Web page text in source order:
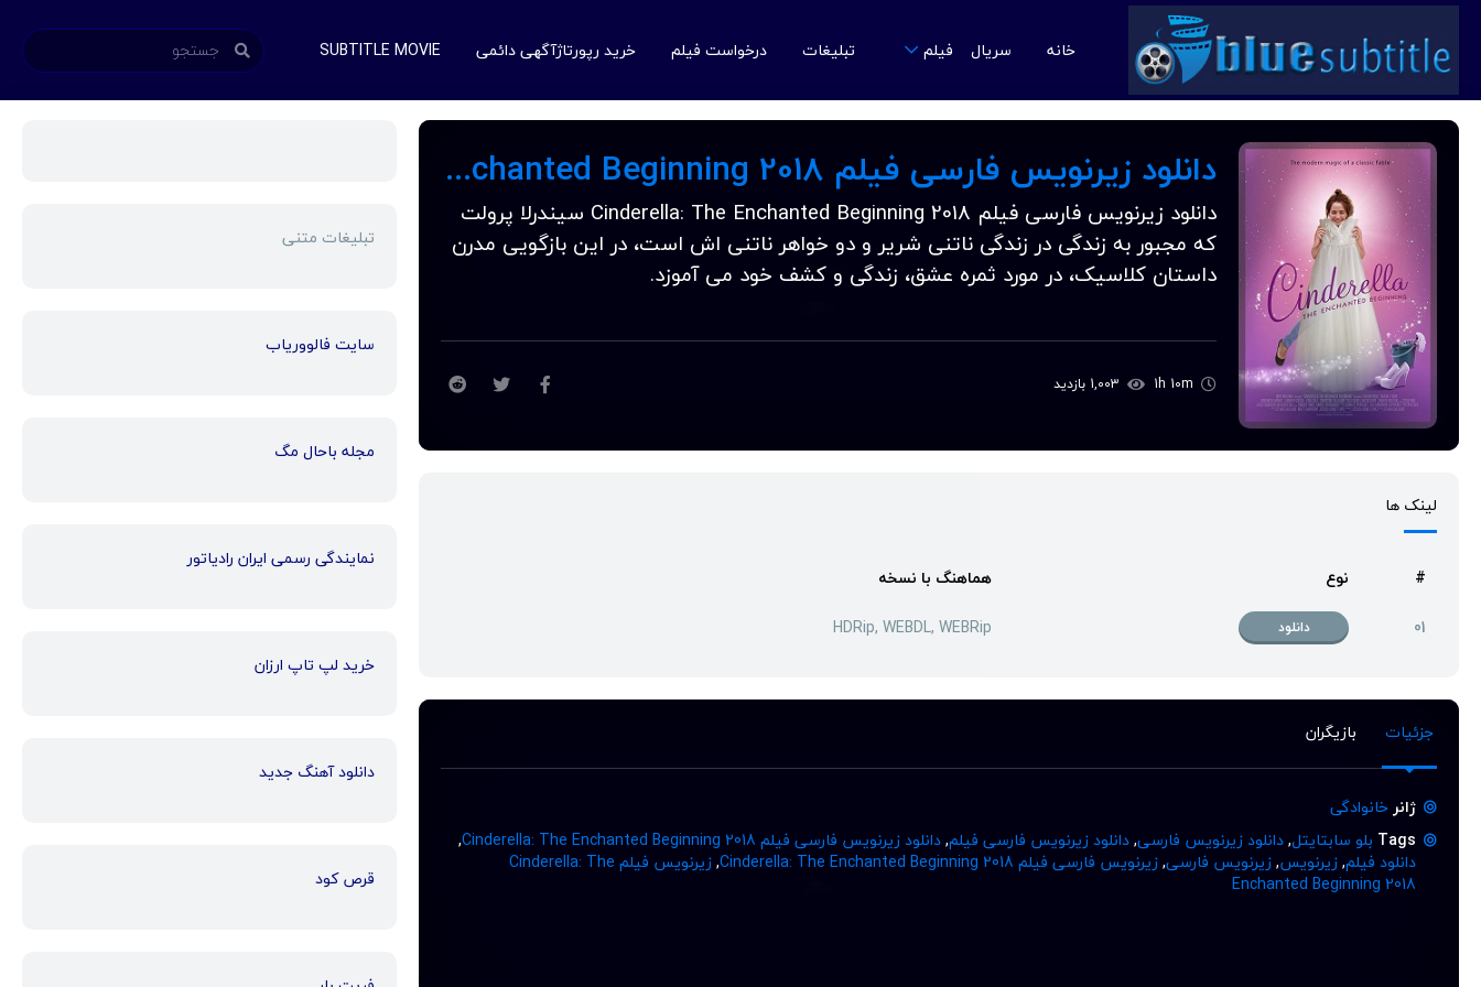
خانه سریال فیلم تبلیغات درخواست فیلم خرید رپورتاژآگهی دائمی SUBTITLE MOVIE
دانلود زیرنویس فارسی فیلم Cinderella: The Enchanted Beginning 2018
دانلود زیرنویس فارسی فیلم Cinderella: The Enchanted Beginning 2018 سیندرلا پرولت
که مجبور به زندگی در زندگی ناتنی شریر و دو خواهر ناتنی اش است، در این بازگویی مدرن
داستان کلاسیک، در مورد ثمره عشق، زندگی و کشف خود می آموزد.
لینک ها
# نوع
هماهنگ با نسخه
01
دانلود HDRip, WEBDL, WEBRip
جزئیات بازیگران
ژانرخانوادگی
Tags بلو سابتایتل,دانلود زیرنویس فارسی,دانلود زیرنویس فارسی فیلم,دانلود زیرنویس فارسی فیلم Cinderella: The Enchanted Beginning 2018
,
دانلود فیلم,زیرنویس,زیرنویس فارسی,زیرنویس فارسی فیلم Cinderella: The Enchanted Beginning 2018 ,
زیرنویس فیلم Cinderella: The
Enchanted Beginning 2018
تبلیغات متنی
سایت فالووریاب
مجله باحال مگ
نمایندگی رسمی ایران رادیاتور
خرید لپ تاپ ارزان
دانلود آهنگ جدید
قرص کود